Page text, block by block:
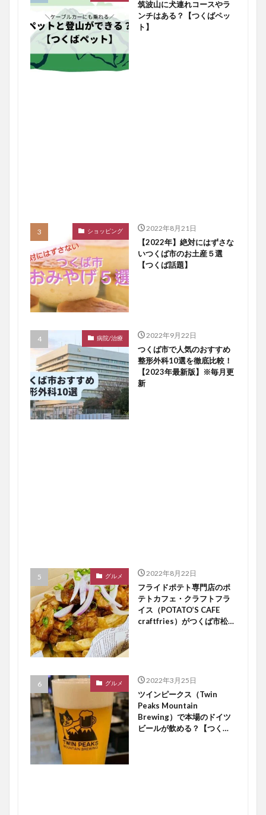
筑波山に犬連れコースやラ
ンチはある？【つくばペッ
ト】
ショッピング 2022年8月21日
【2022年】絶対にはずさな
いつくば市のお土産５選
【つくば話題】
病院/治療 2022年9月22日
つくば市で人気のおすすめ
整形外科10選を徹底比較！
【2023年最新版】※毎月更
新
グルメ 2022年8月22日
フライドポテト専門店のポ
テトカフェ・クラフトフラ
イス（POTATO’S CAFE
craftfries）がつくば市松代
グルメ 2022年3月25日
ツインピークス（Twin
Peaks Mountain
Brewing）で本場のドイツ
ビールが飲める？【つくば